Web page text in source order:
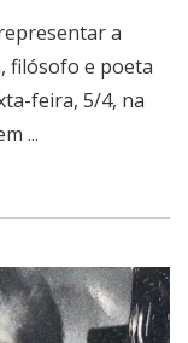
a
filósofo e poeta
feira, 5/4, na
...